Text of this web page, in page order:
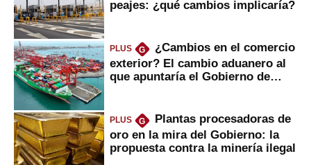
peajes: ¿qué cambios implicaría?
PLUS G
¿Cambios en el comercio
exterior? El cambio aduanero al
que apuntaría el Gobierno de
PLUS G
Plantas procesadoras de
oro en la mira del Gobierno: la
propuesta contra la minería ilegal